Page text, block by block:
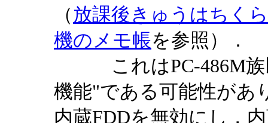
（放課後きゅうはちく
機のメモ帳を参照）．
これはPC-486M族
機能"である可能性があ
内蔵FDDを無効にし，